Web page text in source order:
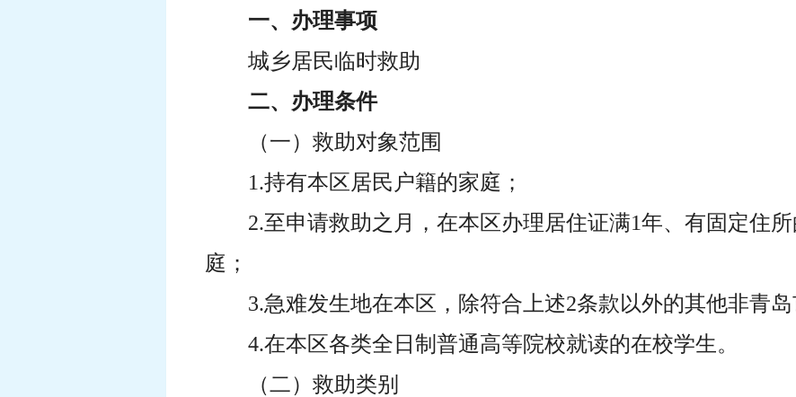
一、办理事项
城乡居民临时救助
二、办理条件
（一）救助对象范围
1.持有本区居民户籍的家庭；
2.至申请救助之月，在本区办理居住证满1年、有固定住
庭；
3.急难发生地在本区，除符合上述2条款以外的其他非青岛
4.在本区各类全日制普通高等院校就读的在校学生。
（二）救助类别